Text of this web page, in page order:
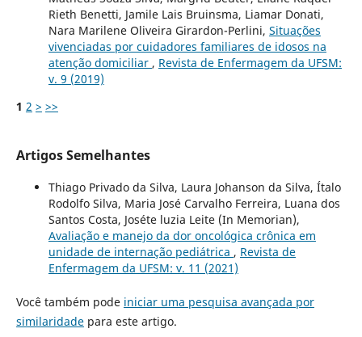
Rieth Benetti, Jamile Lais Bruinsma, Liamar Donati,
Nara Marilene Oliveira Girardon-Perlini, Situações
vivenciadas por cuidadores familiares de idosos na
atenção domiciliar , Revista de Enfermagem da UFSM:
v. 9 (2019)
1 2 > >>
Artigos Semelhantes
Thiago Privado da Silva, Laura Johanson da Silva, Ítalo
Rodolfo Silva, Maria José Carvalho Ferreira, Luana dos
Santos Costa, Joséte luzia Leite (In Memorian),
Avaliação e manejo da dor oncológica crônica em
unidade de internação pediátrica , Revista de
Enfermagem da UFSM: v. 11 (2021)
Você também pode iniciar uma pesquisa avançada por
similaridadepara este artigo.